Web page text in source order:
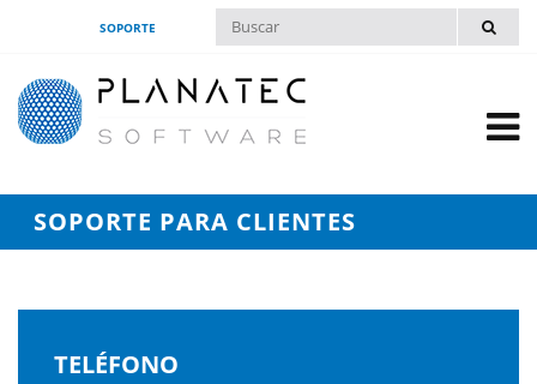
SOPORTE
SOPORTE PARA CLIENTES
TELÉFONO